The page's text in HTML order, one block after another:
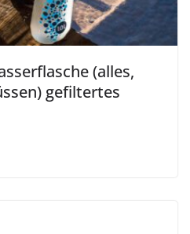
(alles,
gefiltertes